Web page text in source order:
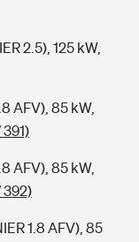
2.5), 125 kW,
AFV), 85 kW,
AFV), 85 kW,
392)
1.8 AFV), 85